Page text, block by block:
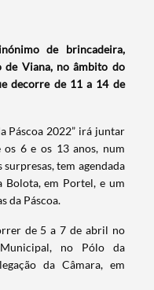
de brincadeira,
de Viana, no âmbito do
decorre de 11 a 14 de
Páscoa 2022” irá juntar
os 6 e os 13 anos, num
tem agendada
Bolota, em Portel, e um
da Páscoa.
de 5 a 7 de abril no
no Pólo da
da Câmara, em